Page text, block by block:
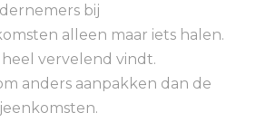
bij
alleen maar iets halen.
heel vervelend vindt.
anders aanpakken dan de